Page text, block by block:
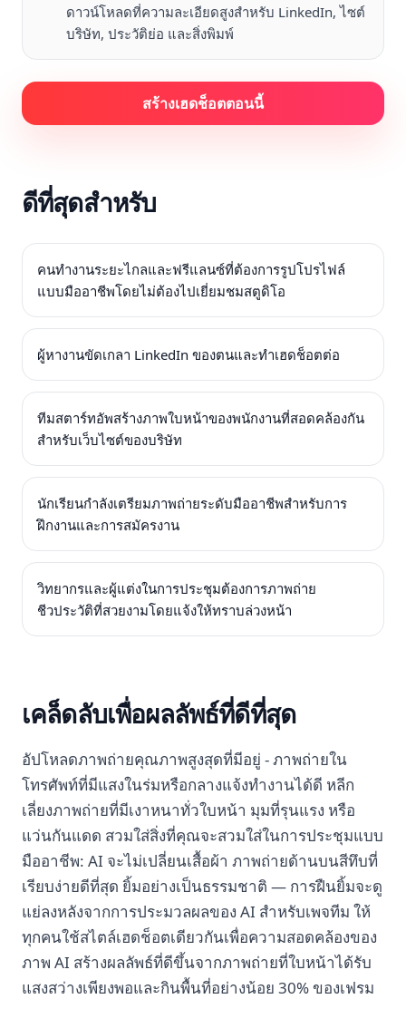
ดาวน์โหลดที่ความละเอียดสูงสำหรับ LinkedIn, ไซต์
บริษัท, ประวัติย่อ และสิ่งพิมพ์
สร้างเฮดช็อตตอนนี้
ดีที่สุดสำหรับ
คนทำงานระยะไกลและฟรีแลนซ์ที่ต้องการรูปโปรไฟล์
แบบมืออาชีพโดยไม่ต้องไปเยี่ยมชมสตูดิโอ
ผู้หางานขัดเกลา LinkedIn ของตนและทำเฮดช็อตต่อ
ทีมสตาร์ทอัพสร้างภาพใบหน้าของพนักงานที่สอดคล้องกัน
สำหรับเว็บไซต์ของบริษัท
นักเรียนกำลังเตรียมภาพถ่ายระดับมืออาชีพสำหรับการ
ฝึกงานและการสมัครงาน
วิทยากรและผู้แต่งในการประชุมต้องการภาพถ่าย
ชีวประวัติที่สวยงามโดยแจ้งให้ทราบล่วงหน้า
เคล็ดลับเพื่อผลลัพธ์ที่ดีที่สุด
อัปโหลดภาพถ่ายคุณภาพสูงสุดที่มีอยู่ - ภาพถ่ายใน
โทรศัพท์ที่มีแสงในร่มหรือกลางแจ้งทำงานได้ดี หลีก
เลี่ยงภาพถ่ายที่มีเงาหนาทั่วใบหน้า มุมที่รุนแรง หรือ
แว่นกันแดด สวมใส่สิ่งที่คุณจะสวมใส่ในการประชุมแบบ
มืออาชีพ: AI จะไม่เปลี่ยนเสื้อผ้า ภาพถ่ายด้านบนสีทึบที่
เรียบง่ายดีที่สุด ยิ้มอย่างเป็นธรรมชาติ — การฝืนยิ้มจะดู
แย่ลงหลังจากการประมวลผลของ AI สำหรับเพจทีม ให้
ทุกคนใช้สไตล์เฮดช็อตเดียวกันเพื่อความสอดคล้องของ
ภาพ AI สร้างผลลัพธ์ที่ดีขึ้นจากภาพถ่ายที่ใบหน้าได้รับ
แสงสว่างเพียงพอและกินพื้นที่อย่างน้อย 30% ของเฟรม